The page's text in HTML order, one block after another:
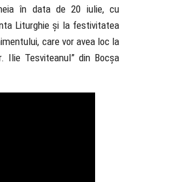
în data de 20 iulie, cu
Liturghie și la festivitatea
care vor avea loc la
Ilie Tesviteanul” din Bocșa